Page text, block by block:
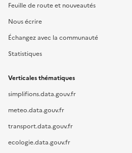
Feuille de route et nouveautés
Nous écrire
Échangez avec la communauté
Statistiques
Verticales thématiques
simplifions.data.gouv.fr
meteo.data.gouv.fr
transport.data.gouv.fr
ecologie.data.gouv.fr